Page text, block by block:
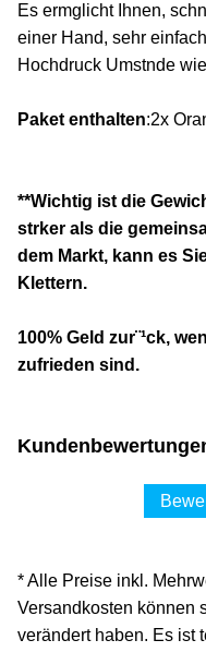
Es ermglicht Ihnen,
einer Hand, sehr
Hochdruck Umstnde
Paket enthalten:2x
**Wichtig ist die
strker als die
dem Markt, kann es
Klettern.
100% Geld zur¨¹ck,
zufrieden sind.
* Alle Preise inkl.
Versandkosten können
verändert haben. Es ist